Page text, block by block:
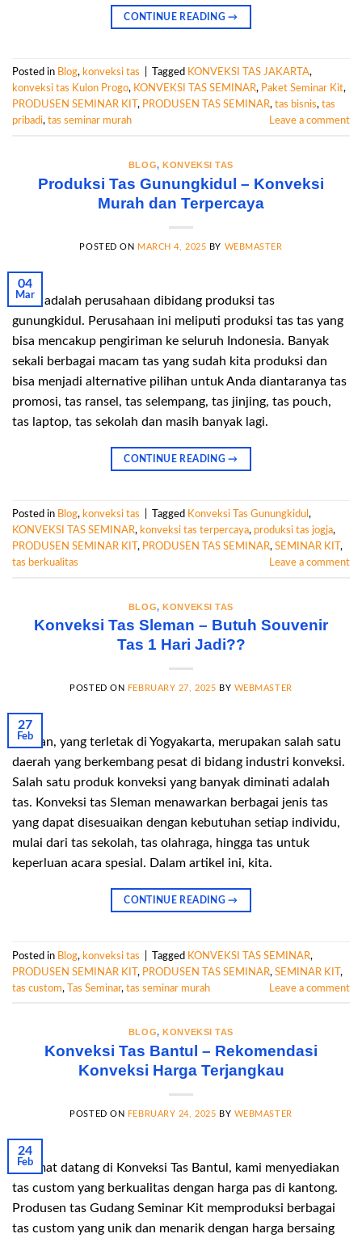
CONTINUE READING→
Posted in Blog, konveksi tas Tagged KONVEKSI TAS JAKARTA,
konveksi tas Kulon Progo, KONVEKSI TAS SEMINAR, Paket Seminar Kit,
PRODUSEN SEMINAR KIT , PRODUSEN TAS SEMINAR, tas bisnis, tas
pribadi, tas seminar murah Leave a comment
BLOG,KONVEKSI TAS
Produksi Tas Gunungkidul – Konveksi
Murah dan Terpercaya
POSTED ON MARCH 4, 2025 BY WEBMASTER
04
Mar
Kami adalah perusahaan dibidang produksi tas
gunungkidul. Perusahaan ini meliputi produksi tas tas yang
bisa mencakup pengiriman ke seluruh Indonesia. Banyak
sekali berbagai macam tas yang sudah kita produksi dan
bisa menjadi alternative pilihan untuk Anda diantaranya tas
promosi, tas ransel, tas selempang, tas jinjing, tas pouch,
tas laptop, tas sekolah dan masih banyak lagi.
CONTINUE READING→
Posted in Blog, konveksi tas Tagged Konveksi Tas Gunungkidul ,
KONVEKSI TAS SEMINAR, konveksi tas terpercaya, produksi tas jogja,
PRODUSEN SEMINAR KIT , PRODUSEN TAS SEMINAR, SEMINAR KIT ,
tas berkualitas
Leave a comment
BLOG,KONVEKSI TAS
Konveksi Tas Sleman – Butuh Souvenir
Tas 1 Hari Jadi??
POSTED ON FEBRUARY 27, 2025 BY WEBMASTER
27
Feb
Sleman, yang terletak di Yogyakarta, merupakan salah satu
daerah yang berkembang pesat di bidang industri konveksi.
Salah satu produk konveksi yang banyak diminati adalah
tas. Konveksi tas Sleman menawarkan berbagai jenis tas
yang dapat disesuaikan dengan kebutuhan setiap individu,
mulai dari tas sekolah, tas olahraga, hingga tas untuk
keperluan acara spesial. Dalam artikel ini, kita.
CONTINUE READING→
Posted in Blog, konveksi tas Tagged KONVEKSI TAS SEMINAR,
PRODUSEN SEMINAR KIT , PRODUSEN TAS SEMINAR, SEMINAR KIT ,
tas custom, Tas Seminar, tas seminar murah Leave a comment
BLOG, KONVEKSI TAS
Konveksi Tas Bantul – Rekomendasi
Konveksi Harga Terjangkau
POSTED ON FEBRUARY 24, 2025 BY WEBMASTER
24
Feb
Selamat datang di Konveksi Tas Bantul, kami menyediakan
tas custom yang berkualitas dengan harga pas di kantong.
Produsen tas Gudang Seminar Kit memproduksi berbagai
tas custom yang unik dan menarik dengan harga bersaing